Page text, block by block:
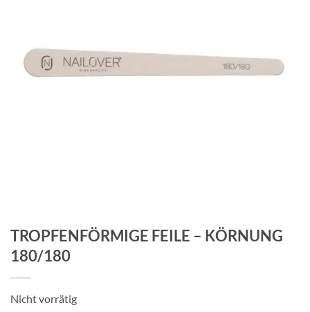
TROPFENFÖRMIGE FEILE – KÖRNUNG
180/180
Nicht vorrätig